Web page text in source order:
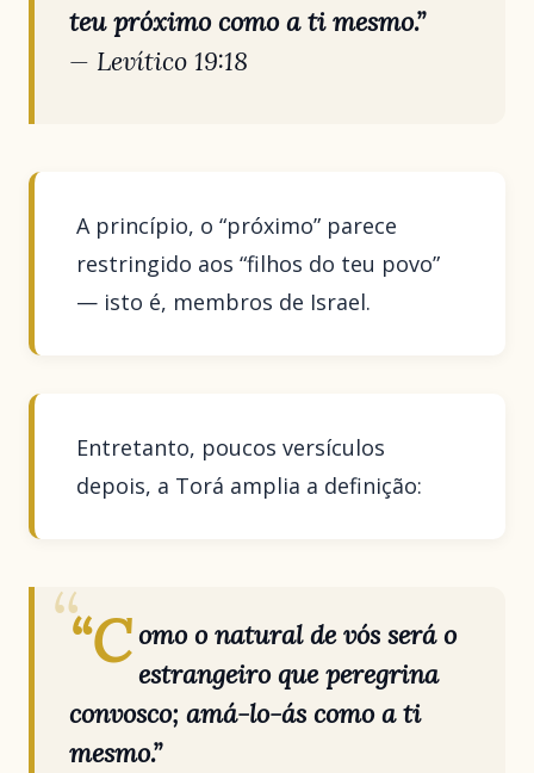
teu próximo como a ti mesmo.”
— Levítico 19:18
A princípio, o “próximo” parece
restringido aos “filhos do teu povo”
— isto é, membros de Israel.
Entretanto, poucos versículos
depois, a Torá amplia a definição:
“C omo o natural de vós será o
estrangeiro que peregrina
convosco; amá-lo-ás como a ti
mesmo.”